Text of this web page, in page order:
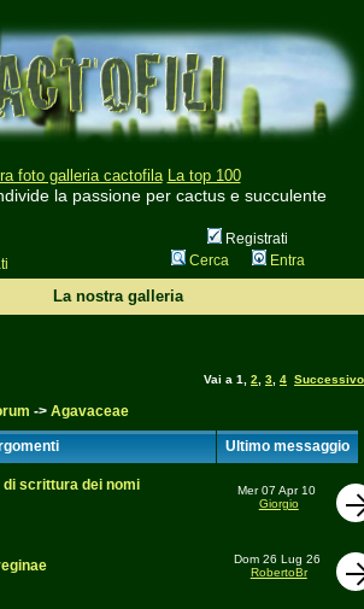
foto galleria cactofila La top 100
la passione per cactus e succulente
Registrati
Cerca Entra
La nostra galleria
Vai a 1 2 3 4 Successivo
-> Agavaceae
Ultimo messaggio
di scrittura dei nomi
Mer 07 Apr 10
Giorgio
Dom 26 Lug 26
RobertoBr